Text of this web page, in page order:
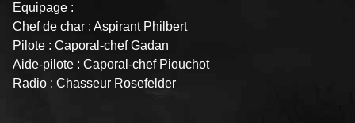
Equipage :
Chef de char : Aspirant Philbert
Pilote : Caporal-chef Gadan
Aide-pilote : Caporal-chef Piouchot
Radio : Chasseur Rosefelder